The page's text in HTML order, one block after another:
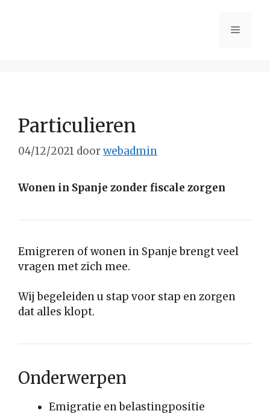
Menu
Particulieren
04/12/2021 doorwebadmin
Wonen in Spanje zonder fiscale zorgen
Emigreren of wonen in Spanje brengt veel
vragen met zich mee.
Wij begeleiden u stap voor stap en zorgen
dat alles klopt.
Onderwerpen
Emigratie en belastingpositie